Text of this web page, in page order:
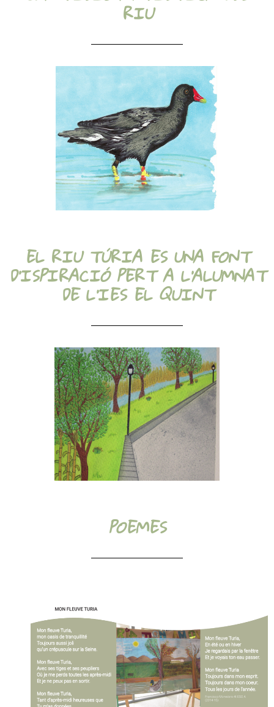
RIU
EL RIU TÚRIA ES UNA FONT
D'ISPIRACIÓ PERT A L'ALUMNAT
DE L'IES EL QUINT
POEMES